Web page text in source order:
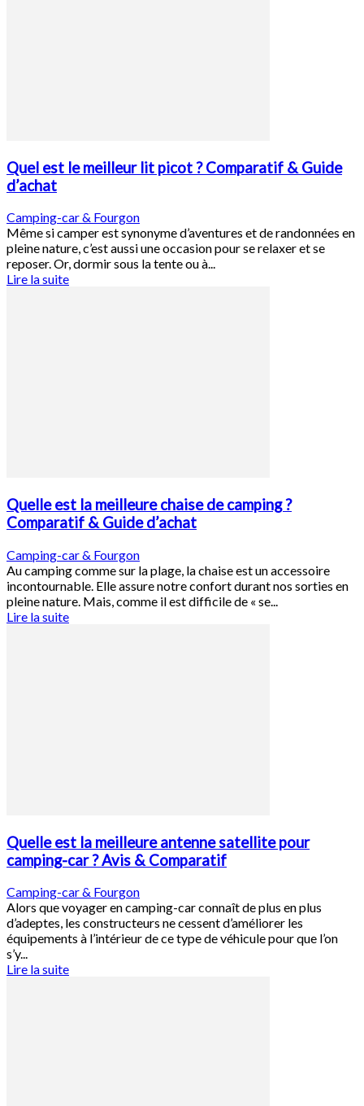
Quel est le meilleur lit picot ? Comparatif & Guide
d’achat
Camping-car & Fourgon
Même si camper est synonyme d’aventures et de randonnées en
pleine nature, c’est aussi une occasion pour se relaxer et se
reposer. Or, dormir sous la tente ou à...
Lire la suite
Quelle est la meilleure chaise de camping ?
Comparatif & Guide d’achat
Camping-car & Fourgon
Au camping comme sur la plage, la chaise est un accessoire
incontournable. Elle assure notre confort durant nos sorties en
pleine nature. Mais, comme il est difficile de « se...
Lire la suite
Quelle est la meilleure antenne satellite pour
camping-car ? Avis & Comparatif
Camping-car & Fourgon
Alors que voyager en camping-car connaît de plus en plus
d’adeptes, les constructeurs ne cessent d’améliorer les
équipements à l’intérieur de ce type de véhicule pour que l’on
s’y...
Lire la suite